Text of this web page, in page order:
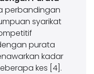
perbandingan
syarikat
purata
kadar
kes [4].